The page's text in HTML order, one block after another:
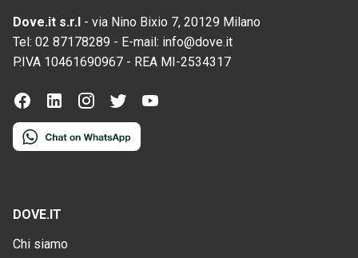
Dove.it s.r.l - via Nino Bixio 7, 20129 Milano
Tel: 02 87178289 - E-mail: info@dove.it
P.IVA 10461690967 - REA MI-2534317
DOVE.IT
Chi siamo